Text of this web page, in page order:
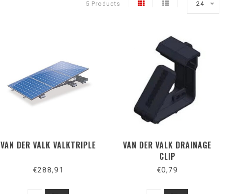
5 Products 24
VAN DER VALK VALKTRIPLE
€288,91
VAN DER VALK DRAINAGE
CLIP
€0,79